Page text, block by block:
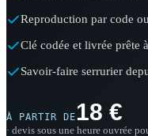
Reproduction par code
Clé codée et livrée prête
Savoir-faire serrurier
À PARTIR DE18 €
· devis sous une heure ouvrée